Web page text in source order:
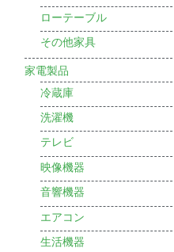
ローテーブル
その他家具
家電製品
冷蔵庫
洗濯機
テレビ
映像機器
音響機器
エアコン
生活機器